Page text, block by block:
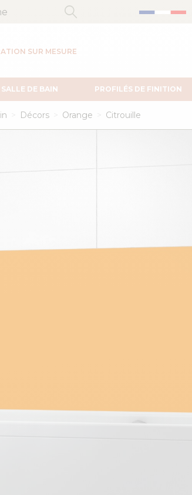
SUR MESURE
SALLE DE BAIN PROFILÉS DE FINITION
Décors Orange Citrouille